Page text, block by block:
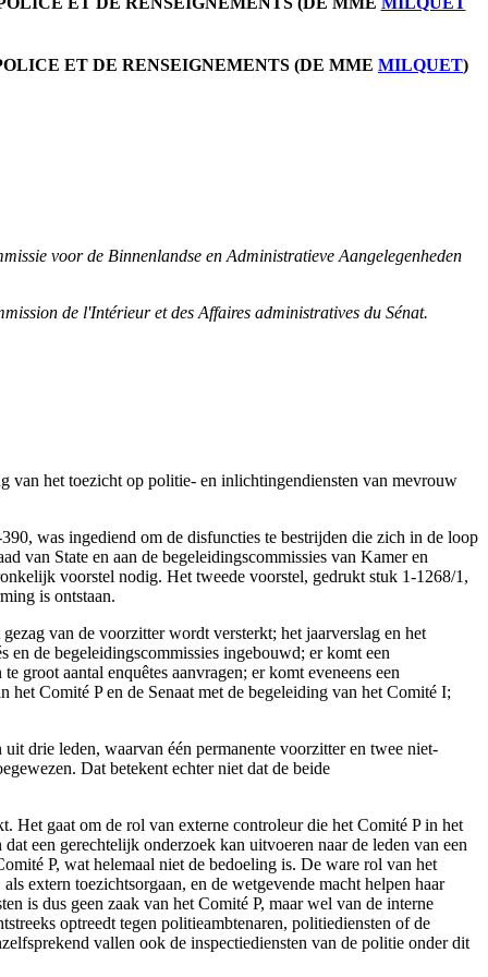
ET DE RENSEIGNEMENTS (DE MME MILQUET)
voor de Binnenlandse en Administratieve Aangelegenheden
de l'Intérieur et des Affaires administratives du Sénat.
het toezicht op politie- en inlichtingendiensten van mevrouw
was ingediend om de disfuncties te bestrijden die zich in de loop
van State en aan de begeleidingscommissies van Kamer en
voorstel nodig. Het tweede voorstel, gedrukt stuk 1-1268/1,
is ontstaan.
van de voorzitter wordt versterkt; het jaarverslag en het
de begeleidingscommissies ingebouwd; er komt een
groot aantal enquêtes aanvragen; er komt eveneens een
Comité P en de Senaat met de begeleiding van het Comité I;
drie leden, waarvan één permanente voorzitter en twee niet-
Dat betekent echter niet dat de beide
Het gaat om de rol van externe controleur die het Comité P in het
een gerechtelijk onderzoek kan uitvoeren naar de leden van een
P, wat helemaal niet de bedoeling is. De ware rol van het
extern toezichtsorgaan, en de wetgevende macht helpen haar
is dus geen zaak van het Comité P, maar wel van de interne
optreedt tegen politieambtenaren, politiediensten of de
vallen ook de inspectiediensten van de politie onder dit